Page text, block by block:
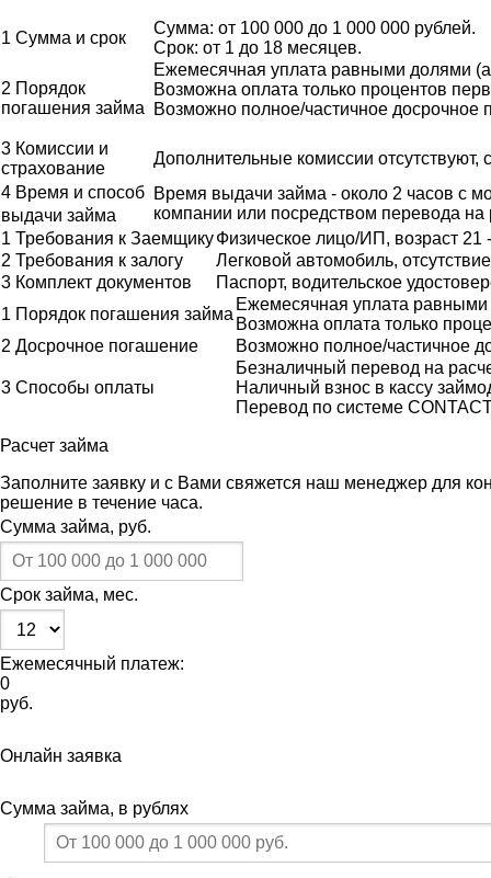
1 Сумма и срок
Сумма: от 100 000 до 1 000 000 рублей.
Срок: от 1 до 18 месяцев.
2 Порядок
погашения займа
Ежемесячная уплата равными долями
Возможна оплата только процентов
Возможно полное/частичное досрочное
3 Комиссии и
страхование
Дополнительные комиссии отсутствуют,
4 Время и способ
выдачи займа
Время выдачи займа - около 2 часов с
компании или посредством перевода
1 Требования к ЗаемщикуФизическое лицо/ИП, возраст 21
2 Требования к залогу
Легковой автомобиль,
3 Комплект документов
Паспорт, водительское
1 Порядок погашения займа
Ежемесячная уплата равными
Возможна оплата только
2 Досрочное погашение Возможно полное/частичное
3 Способы оплаты
Безналичный перевод на
Наличный взнос в кассу
Перевод по системе
Расчет займа
Заполните заявку и с Вами свяжется наш менеджер для
решение в течение часа.
Сумма займа, руб.
Срок займа, мес.
Ежемесячный платеж:
0
руб.
Онлайн заявка
Сумма займа, в рублях